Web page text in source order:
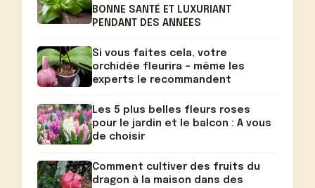
BONNE SANTÉ ET LUXURIANT
PENDANT DES ANNÉES
Si vous faites cela, votre
orchidée fleurira – même les
experts le recommandent
Les 5 plus belles fleurs roses
pour le jardin et le balcon : A vous
de choisir
Comment cultiver des fruits du
dragon à la maison dans des